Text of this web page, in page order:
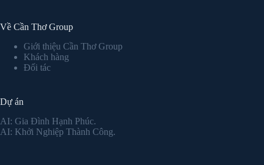
Về Cần Thơ Group
Giới thiệu Cần Thơ Group
Khách hàng
Đối tác
Dự án
AI: Gia Đình Hạnh Phúc.
AI: Khởi Nghiệp Thành Công.